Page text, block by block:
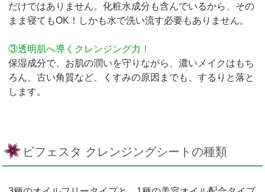
だけではありません。化粧水成分も含んでいるから、その
まま寝てもOK！しかも水で洗い流す必要もありません。
③透明肌へ導くクレンジング力！
保湿成分で、お肌の潤いを守りながら、濃いメイクはもち
ろん、古い角質など、くすみの原因までも、するりと落と
します。
ビフェスタ クレンジングシートの種類